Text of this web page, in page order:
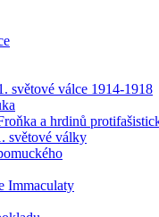
světové válce 1914-1918
a hrdinů
světové války
Immaculaty